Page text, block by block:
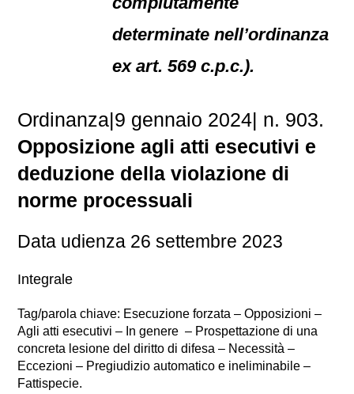
determinate nell’ordinanza
ex art. 569 c.p.c.).
Ordinanza|9 gennaio 2024| n. 903.
Opposizione agli atti esecutivi e
deduzione della violazione di
norme processuali
Data udienza 26 settembre 2023
Integrale
Tag/parola chiave: Esecuzione forzata – Opposizioni –
Agli atti esecutivi – In genere – Prospettazione di una
concreta lesione del diritto di difesa – Necessità –
Eccezioni – Pregiudizio automatico e ineliminabile –
Fattispecie.